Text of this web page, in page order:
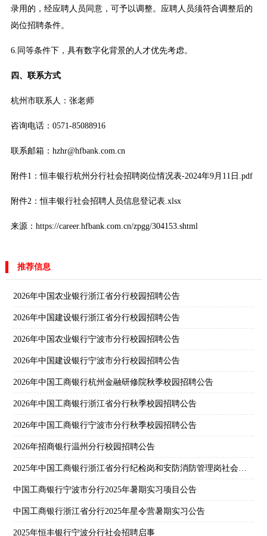
录用的，经应聘人员同意，可予以调整。应聘人员须符合调整后的
岗位招聘条件。
6.同等条件下，具有数字化背景的人才优先考虑。
四、联系方式
杭州市联系人：张老师
咨询电话：0571-85088916
联系邮箱：hzhr@hfbank.com.cn
附件1：恒丰银行杭州分行社会招聘岗位情况表-2024年9月11日.pdf
附件2：恒丰银行社会招聘人员信息登记表.xlsx
来源：https://career.hfbank.com.cn/zpgg/304153.shtml
推荐信息
2026年中国农业银行浙江省分行校园招聘公告
2026年中国建设银行浙江省分行校园招聘公告
2026年中国农业银行宁波市分行校园招聘公告
2026年中国建设银行宁波市分行校园招聘公告
2026年中国工商银行杭州金融研修院秋季校园招聘公告
2026年中国工商银行浙江省分行秋季校园招聘公告
2026年中国工商银行宁波市分行秋季校园招聘公告
2026年招商银行温州分行校园招聘公告
2025年中国工商银行浙江省分行纪检岗和安防消防管理岗社会招聘公告
中国工商银行宁波市分行2025年暑期实习项目公告
中国工商银行浙江省分行2025年星令营暑期实习公告
2025年恒丰银行宁波分行社会招聘启事